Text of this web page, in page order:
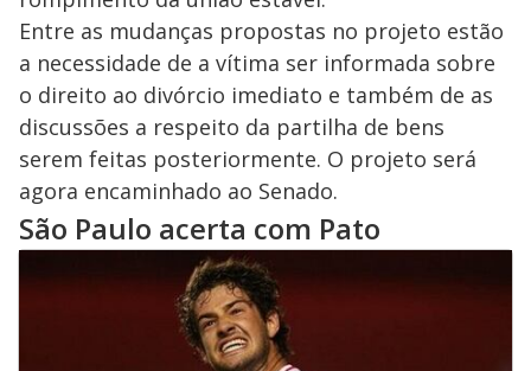
Entre as mudanças propostas no projeto estão
a necessidade de a vítima ser informada sobre
o direito ao divórcio imediato e também de as
discussões a respeito da partilha de bens
serem feitas posteriormente. O projeto será
agora encaminhado ao Senado.
São Paulo acerta com Pato